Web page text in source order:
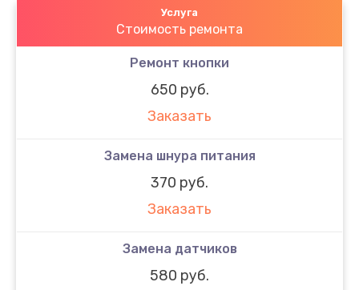
Услуга
Стоимость ремонта
Ремонт кнопки
650 руб.
Заказать
Замена шнура питания
370 руб.
Заказать
Замена датчиков
580 руб.